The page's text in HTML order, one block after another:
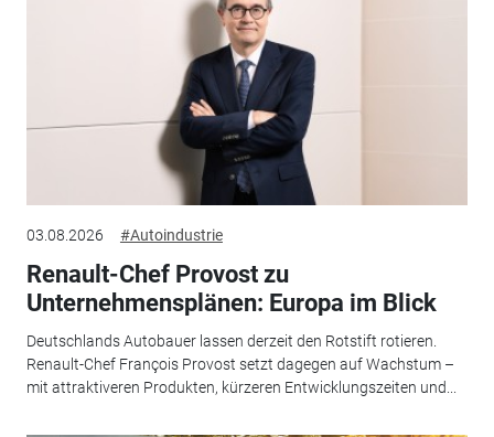
03.08.2026 #Autoindustrie
Renault-Chef Provost zu
Unternehmensplänen: Europa im Blick
Deutschlands Autobauer lassen derzeit den Rotstift rotieren.
Renault-Chef François Provost setzt dagegen auf Wachstum –
mit attraktiveren Produkten, kürzeren Entwicklungszeiten und...